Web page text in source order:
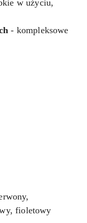
w użyciu,
- kompleksowe
fioletowy